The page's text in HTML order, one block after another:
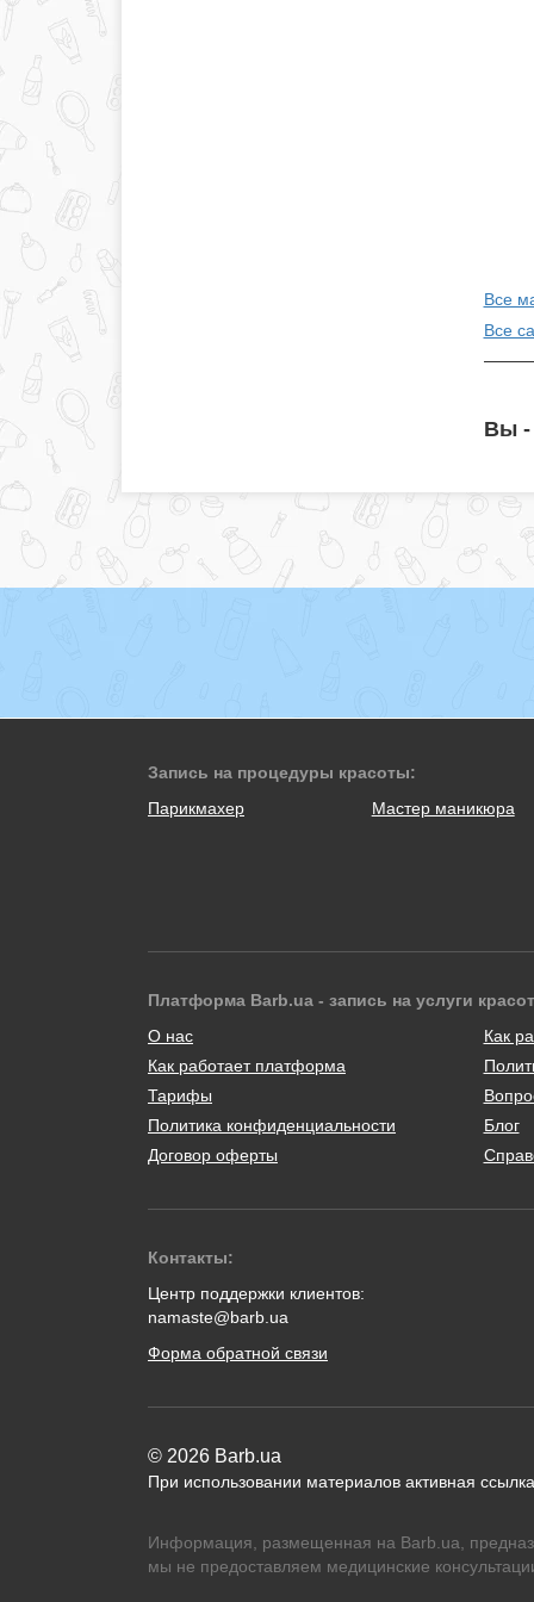
Все
Все
Вы -
Запись на процедуры красоты:
Парикмахер
Мастер маникюра
Платформа Barb.ua - запись на услуги
О нас
Как работает платформа
Тарифы
Политика конфиденциальности
Договор оферты
Как
Блог
Контакты:
Центр поддержки клиентов:
namaste@barb.ua
Форма обратной связи
© 2026 Barb.ua
При использовании материалов активная
Информация, размещенная на Barb.ua,
мы не предоставляем медицинские